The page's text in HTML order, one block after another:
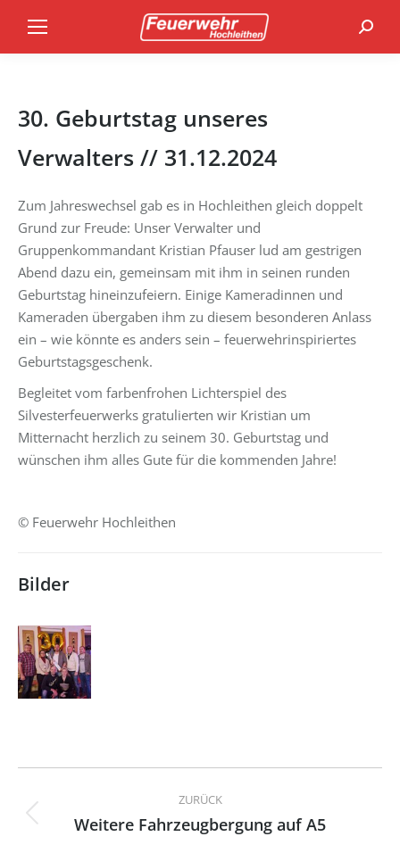
30. Geburtstag unseres
Verwalters // 31.12.2024
Zum Jahreswechsel gab es in Hochleithen gleich doppelt
Grund zur Freude: Unser Verwalter und
Gruppenkommandant Kristian Pfauser lud am gestrigen
Abend dazu ein, gemeinsam mit ihm in seinen runden
Geburtstag hineinzufeiern. Einige Kameradinnen und
Kameraden übergaben ihm zu diesem besonderen Anlass
ein – wie könnte es anders sein – feuerwehrinspiriertes
Geburtstagsgeschenk.
Begleitet vom farbenfrohen Lichterspiel des
Silvesterfeuerwerks gratulierten wir Kristian um
Mitternacht herzlich zu seinem 30. Geburtstag und
wünschen ihm alles Gute für die kommenden Jahre!
© Feuerwehr Hochleithen
Bilder
Kommentarnavigation
ZURÜCK
Vorheriger
Weitere Fahrzeugbergung auf A5